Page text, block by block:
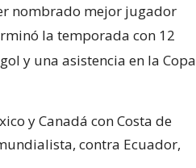
nombrado mejor jugador
la temporada con 12
y una asistencia en la Copa
y Canadá con Costa de
contra Ecuador,